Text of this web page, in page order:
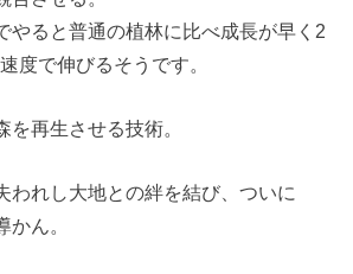
やると普通の植林に比べ成長が早く2
度で伸びるそうです。
再生させる技術。
われし大地との絆を結び、ついに
かん。